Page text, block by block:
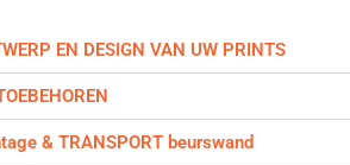
EN DESIGN VAN UW PRINTS
& TRANSPORT beurswand